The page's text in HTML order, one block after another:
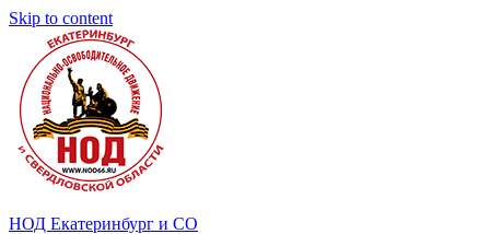
Skip to content
НОД Екатеринбург и СО